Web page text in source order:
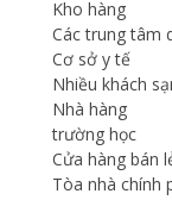
Kho hàng
Các trung tâm
Cơ sở y tế
Nhiều khách
Nhà hàng
trường học
Cửa hàng bán
Tòa nhà chính